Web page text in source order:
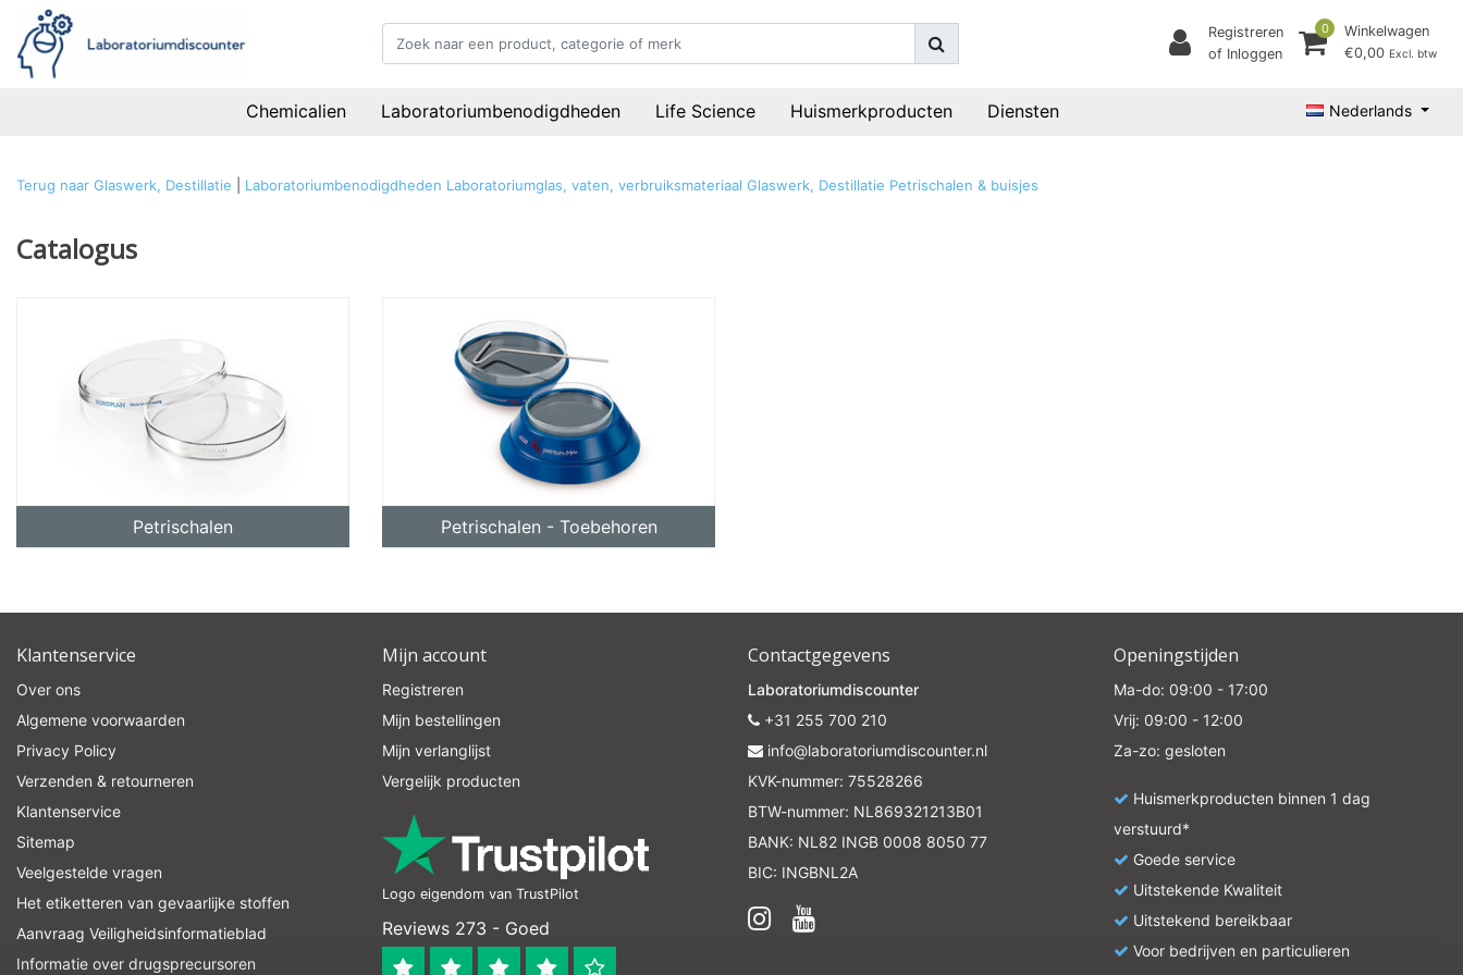
Registreren
of Inloggen
0
Winkelwagen
€0,00 Excl. btw
Chemicalien Laboratoriumbenodigdheden Life Science Huismerkproducten Diensten Nederlands
Terug naar Glaswerk, Destillatie Laboratoriumbenodigdheden Laboratoriumglas, vaten, verbruiksmateriaal Glaswerk, Destillatie Petrischalen & buisjes
Catalogus
Petrischalen Petrischalen - Toebehoren
Klantenservice
Over ons
Algemene voorwaarden
Privacy Policy
Verzenden & retourneren
Klantenservice
Sitemap
Veelgestelde vragen
Het etiketteren van gevaarlijke stoffen
Aanvraag Veiligheidsinformatieblad
Informatie over drugsprecursoren
Mijn account
Registreren
Mijn bestellingen
Mijn verlanglijst
Vergelijk producten
Logo eigendom van TrustPilot
Reviews 273 - Goed
Contactgegevens
Laboratoriumdiscounter
+31 255 700 210
info@laboratoriumdiscounter.nl
KVK-nummer: 75528266
BTW-nummer: NL869321213B01
BANK: NL82 INGB 0008 8050 77
BIC: INGBNL2A
Openingstijden
Ma-do: 09:00 - 17:00
Vrij: 09:00 - 12:00
Za-zo: gesloten
Huismerkproducten binnen 1 dag
verstuurd*
Goede service
Uitstekende Kwaliteit
Uitstekend bereikbaar
Voor bedrijven en particulieren
10% discount on your next order
chemical products from our own brand 😀
Subscribe
Your discount is valid with a minimum order value of €50.00